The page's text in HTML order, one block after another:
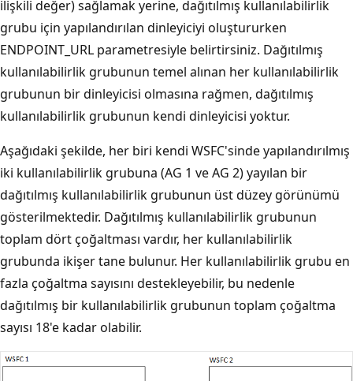
ilişkili değer) sağlamak yerine, dağıtılmış kullanılabilirlik
grubu için yapılandırılan dinleyiciyi oluştururken
ENDPOINT_URL parametresiyle belirtirsiniz. Dağıtılmış
kullanılabilirlik grubunun temel alınan her kullanılabilirlik
grubunun bir dinleyicisi olmasına rağmen, dağıtılmış
kullanılabilirlik grubunun kendi dinleyicisi yoktur.
Aşağıdaki şekilde, her biri kendi WSFC'sinde yapılandırılmış
iki kullanılabilirlik grubuna (AG 1 ve AG 2) yayılan bir
dağıtılmış kullanılabilirlik grubunun üst düzey görünümü
gösterilmektedir. Dağıtılmış kullanılabilirlik grubunun
toplam dört çoğaltması vardır, her kullanılabilirlik
grubunda ikişer tane bulunur. Her kullanılabilirlik grubu en
fazla çoğaltma sayısını destekleyebilir, bu nedenle
dağıtılmış bir kullanılabilirlik grubunun toplam çoğaltma
sayısı 18'e kadar olabilir.